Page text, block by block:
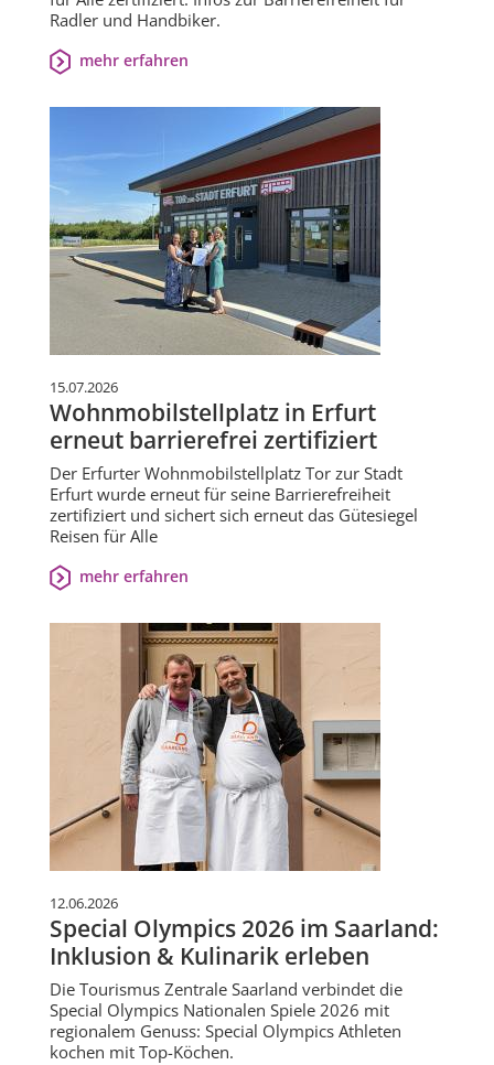
Radler und Handbiker.
mehr erfahren
15.07.2026
Wohnmobilstellplatz in Erfurt
erneut barrierefrei zertifiziert
Der Erfurter Wohnmobilstellplatz Tor zur Stadt
Erfurt wurde erneut für seine Barrierefreiheit
zertifiziert und sichert sich erneut das Gütesiegel
Reisen für Alle
mehr erfahren
12.06.2026
Special Olympics 2026 im Saarland:
Inklusion & Kulinarik erleben
Die Tourismus Zentrale Saarland verbindet die
Special Olympics Nationalen Spiele 2026 mit
regionalem Genuss: Special Olympics Athleten
kochen mit Top-Köchen.